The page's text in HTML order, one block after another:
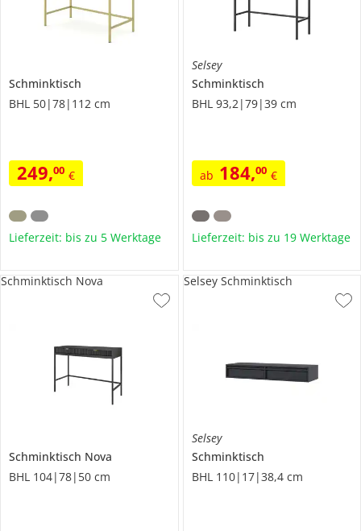
Schminktisch
BHL 50|78|112 cm
249,00 €
Lieferzeit: bis zu 5 Werktage
Selsey
Schminktisch
BHL 93,2|79|39 cm
ab 184,00 €
Lieferzeit: bis zu 19 Werktage
Schminktisch Nova
BHL 104|78|50 cm
Schminktisch Nova
Selsey
Schminktisch
BHL 110|17|38,4 cm
Selsey Schminktisch